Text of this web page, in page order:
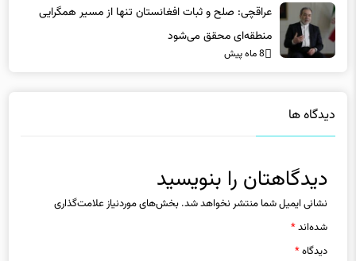
عراقچی: صلح و ثبات افغانستان تنها از مسیر همگرایی
منطقه‌ای محقق می‌شود
8 ماه پیش
دیدگاه ها
دیدگاهتان را بنویسید
نشانی ایمیل شما منتشر نخواهد شد. بخش‌های موردنیاز علامت‌گذاری
شده‌اند*
دیدگاه*